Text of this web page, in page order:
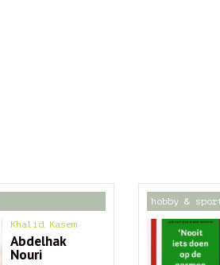
Khalid Kasem
Abdelhak
Nouri
hobby &